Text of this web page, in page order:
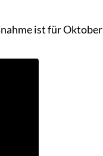
ist für Oktober